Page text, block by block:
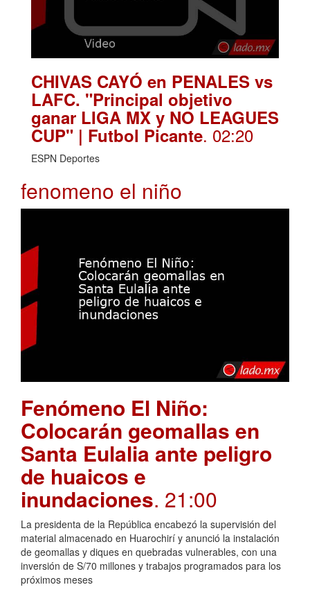
CHIVAS CAYÓ en PENALES vs
LAFC. "Principal objetivo
ganar LIGA MX y NO LEAGUES
CUP" | Futbol Picante. 02:20
ESPN Deportes
fenomeno el niño
Fenómeno El Niño:
Colocarán geomallas en
Santa Eulalia ante peligro
de huaicos e
inundaciones. 21:00
La presidenta de la República encabezó la supervisión del
material almacenado en Huarochirí y anunció la instalación
de geomallas y diques en quebradas vulnerables, con una
inversión de S/70 millones y trabajos programados para los
próximos meses